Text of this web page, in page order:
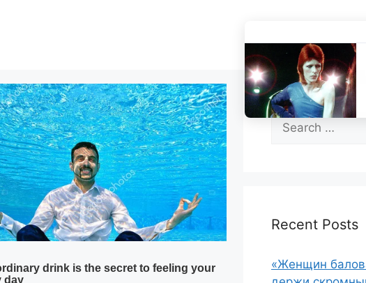
Search
for:
Recent Posts
«Женщин